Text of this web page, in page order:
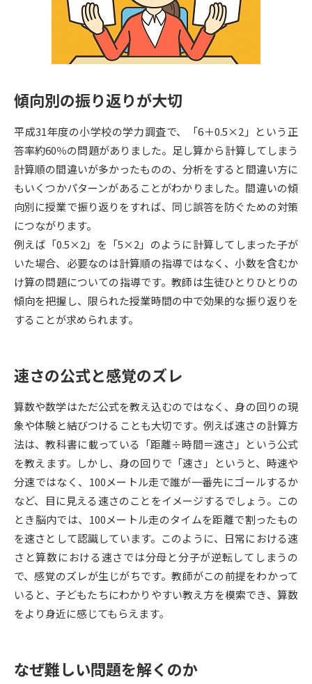
大学入学共通テスト「受験上の
高等学校卒業程度認定試験
高等学校（情報）教員資格認定
大学研究 大学検索
大学で学べる内容や特徴を調べる
新増設大学・学部・学科特集
国際・グローバルに強い大学特
集
データサイエンス特集 奨学金・特待生制度特集
新学年スタート号特集ページ
（高3生用）
新学年スタート号特集ページ
（高2生用）
SELFBRAND特集ページ
オープンキャンパスなどを調べる
オープンキャンパス検索 実施プログラムから探す
来場型・Web型イベント特集 夢ナビライブ
受験準備 資料検索
併願校選び 受験スケジュールを立てよう
傾向別の振り返りが大切
平成31年度の小学校の学力調査で、「6＋0.5×2」という正
答率約60％の問題がありました。足し算から計算してしまう
計算順の間違いが多かったものの、分析をすると間違い方に
もいくつかパターンがあることがわかりました。間違いの傾
向別に授業で振り返りをすれば、同じ誤答を防ぐための対策
につながります。
例えば「0.5×2」を「5×2」のように計算してしまった子が
いた場合、必要なのは計算順の指導ではなく、小数を含むか
け算の問題についての指導です。教師は生徒ひとりひとりの
傾向を把握し、限られた授業時間の中で効果的な振り返りを
することが求められます。
速さの公式と感覚のズレ
算数や数学はただ公式を教え込むのではなく、身の回りの現
象や体験と結びつけることも大切です。例えば速さの計算方
法は、教科書に載っている「距離÷時間＝速さ」という公式
を教えます。しかし、身の回りで「速さ」というと、時速や
分速ではなく、100メートル走で誰が一番先にゴールするか
など、目に見える速さのことをイメージするでしょう。この
とき脳内では、100メートル走のタイムを距離で割ったもの
を速さとして認識しています。このように、日常における速
さと算数における速さでは分母と分子が逆転してしまうの
で、感覚のズレが生じがちです。教師がこの前提をわかって
いると、子どもたちにわかりやすい教え方を模索でき、算数
をより身近に感じてもらえます。
なぜ難しい問題を解くのか